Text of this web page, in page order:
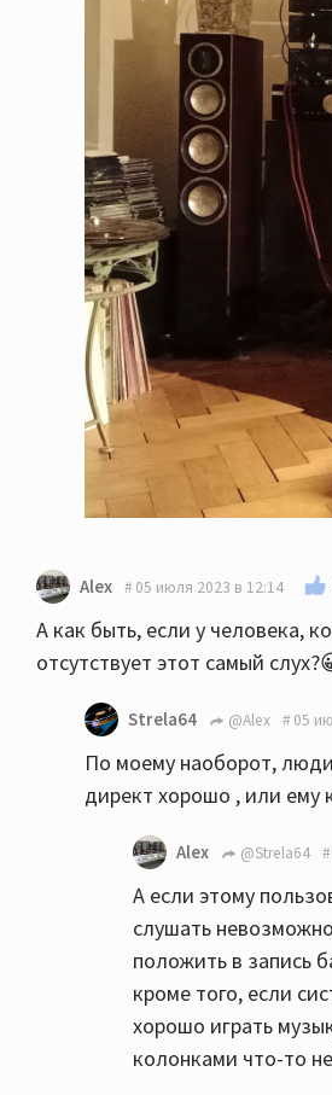
Alex 05 июля 2023 в 12:14
А как быть, если у человека,
отсутствует этот самый
Strela64 @Alex 05
По моему наоборот, люди
директ хорошо , или ему
Alex @Strela64
А если этому
слушать
положить в запись
кроме того, если
хорошо играть
колонками что-то